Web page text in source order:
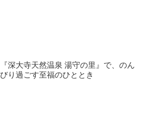
『深大寺天然温泉 湯守の里』で、のん
びり過ごす至福のひととき